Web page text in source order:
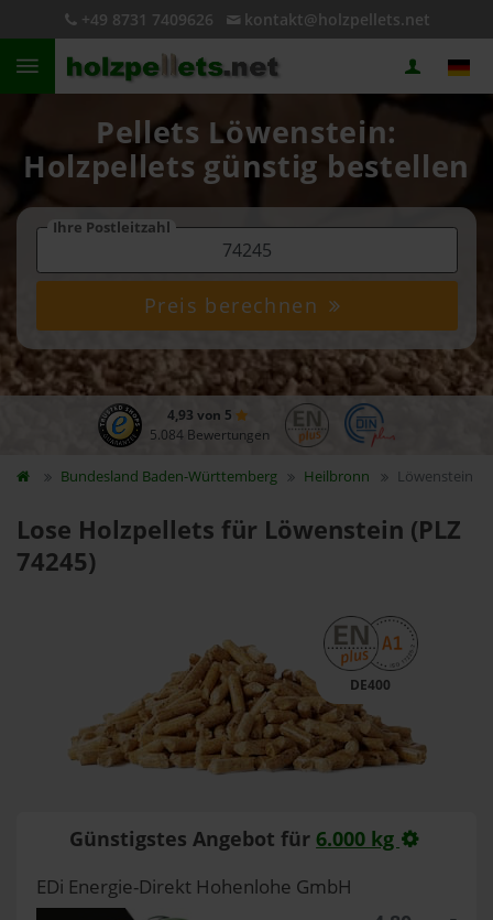
+49 8731 7409626 kontakt@holzpellets.net
Pellets Löwenstein:
Holzpellets günstig bestellen
Ihre Postleitzahl
Preis berechnen
4,93 von 5
5.084 Bewertungen
Bundesland Baden-Württemberg Heilbronn Löwenstein
Lose Holzpellets für Löwenstein (PLZ
74245)
DE400
Günstigstes Angebot für 6.000 kg
EDi Energie-Direkt Hohenlohe GmbH